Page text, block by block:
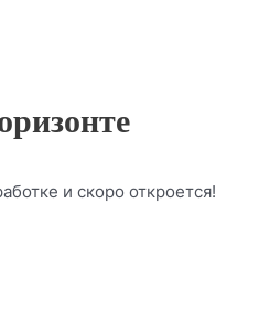
и скоро откроется!